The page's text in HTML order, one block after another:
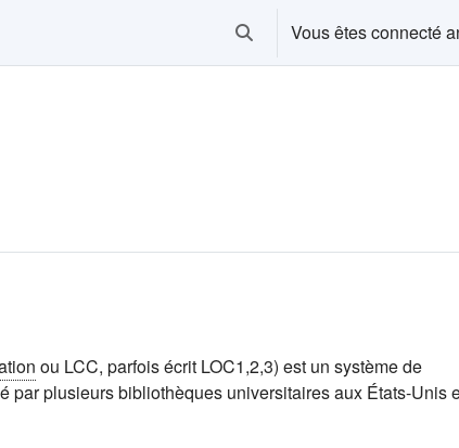
Activer/désactiver la saisie
Vous êtes connecté
ou LCC, parfois écrit LOC1,2,3) est un système de
par plusieurs bibliothèques universitaires aux États-Unis